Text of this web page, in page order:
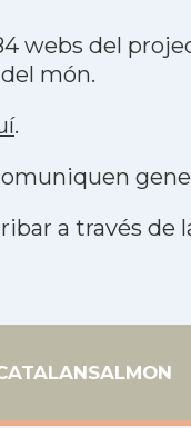
webs del
món.
.
a través de